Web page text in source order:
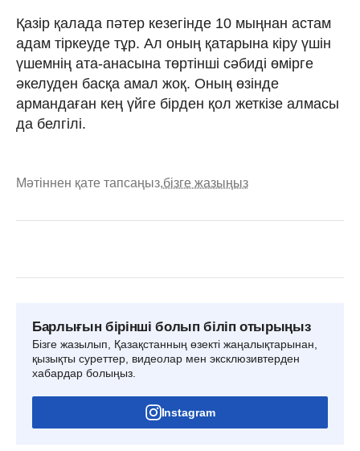
Қазір қалада пәтер кезегінде 10 мыңнан астам
адам тіркеуде тұр. Ал оның қатарына кіру үшін
үшемнің ата-анасына төртінші сәбиді өмірге
әкелуден басқа амал жоқ. Оның өзінде
армандаған кең үйге бірден қол жеткізе алмасы
да белгілі.
Мәтіннен қате тапсаңыз,бізге жазыңыз
Барлығын бірінші болып біліп отырыңыз
Бізге жазылып, Қазақстанның өзекті жаңалықтарынан,
қызықты суреттер, видеолар мен эксклюзивтерден
хабардар болыңыз.
Instagram